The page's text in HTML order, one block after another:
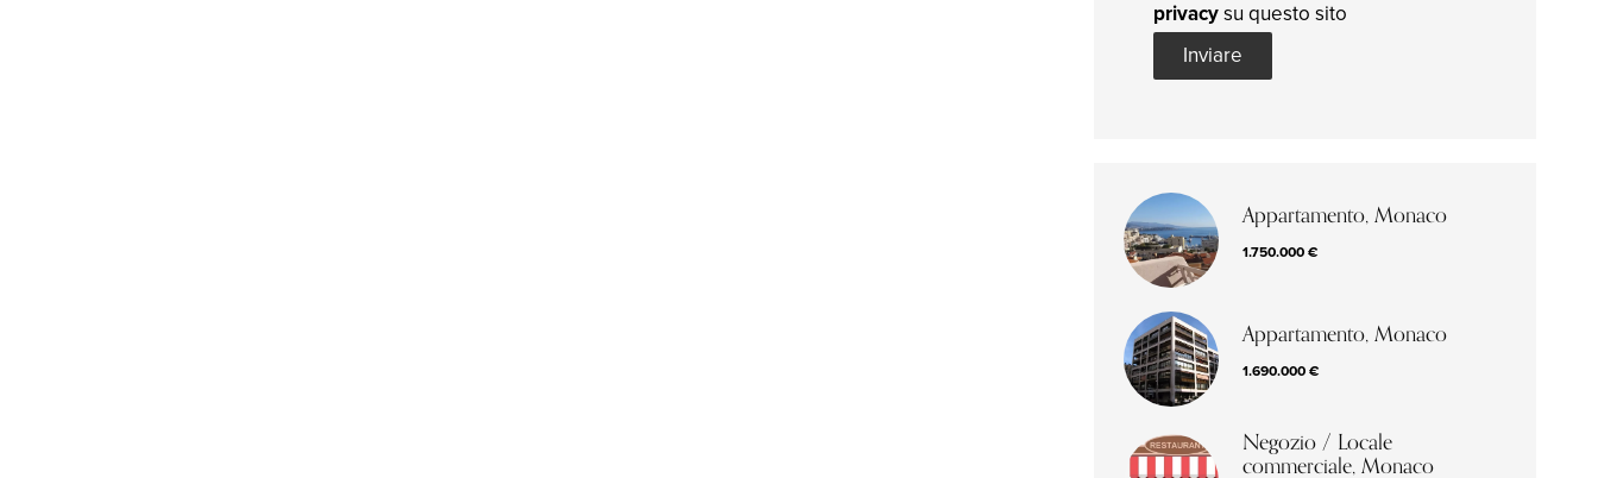
privacysu questo sito
Inviare
Appartamento, Monaco
1.750.000 €
Appartamento, Monaco
1.690.000 €
Negozio / Locale
commerciale, Monaco